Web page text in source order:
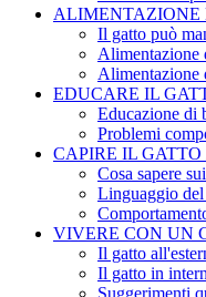
ALIMENTAZIONE
Il gatto può
Alimentazione
Alimentazione
EDUCARE IL
Educazione di
Problemi
CAPIRE IL GATTO
Cosa sapere
Linguaggio del
VIVERE CON UN
Il gatto
Il gatto in
Suggerimenti